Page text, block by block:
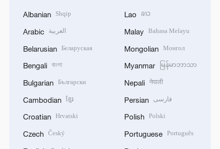
Albanian Shqip
Arabic العربية
Belarusian Беларуская
Bengali বাংলা
Bulgarian Български
Cambodian ខ្មែរ
Croatian Hrvatski
Czech Český
Lao ລາວ
Malay Bahasa Melayu
Mongolian Монгол
Myanmar မြန်မာဘာသာ
Nepali नेपाली
Persian فارسی
Polish Polski
Portuguese Português